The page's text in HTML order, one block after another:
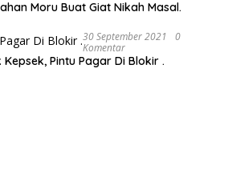
Moru Buat Giat Nikah Masal.
30 September 2021
0
Komentar
Tolak Kepsek, Pintu Pagar Di Blokir .